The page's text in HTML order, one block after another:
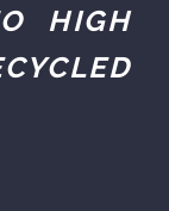
HIGH